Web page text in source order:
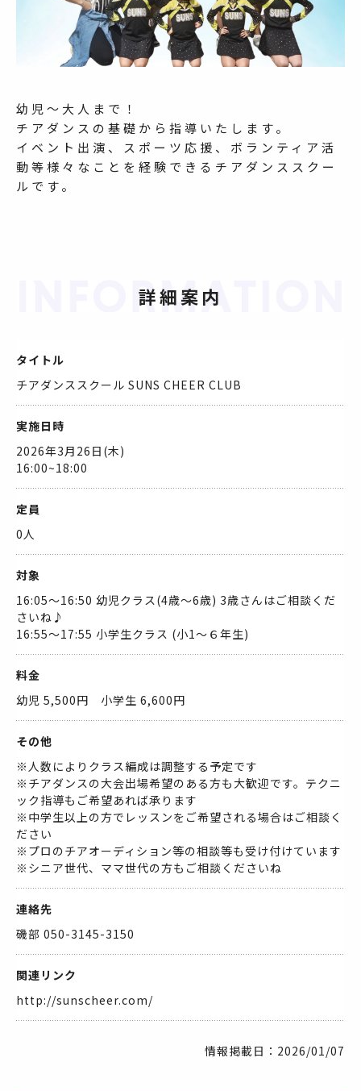
幼児～大人まで！
チアダンスの基礎から指導いたします。
イベント出演、スポーツ応援、ボランティア活
動等様々なことを経験できるチアダンススクー
ルです。
詳細案内
タイトル
チアダンススクール SUNS CHEER CLUB
実施日時
2026年3月26日(木)
16:00~18:00
定員
0人
対象
16:05～16:50 幼児クラス(4歳～6歳) 3歳さんはご相談くだ
さいね♪
16:55～17:55 小学生クラス (小1～６年生)
料金
幼児 5,500円 小学生 6,600円
その他
※人数によりクラス編成は調整する予定です
※チアダンスの大会出場希望のある方も大歓迎です。テクニ
ック指導もご希望あれば承ります
※中学生以上の方でレッスンをご希望される場合はご相談く
ださい
※プロのチアオーディション等の相談等も受け付けています
※シニア世代、ママ世代の方もご相談くださいね
連絡先
磯部 050-3145-3150
関連リンク
http://sunscheer.com/
情報掲載日：2026/01/07